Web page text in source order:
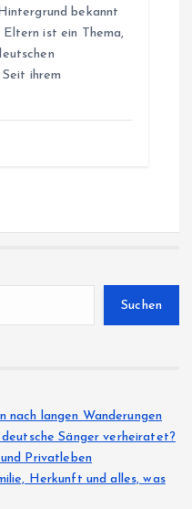
bekannt
ist ein Thema,
ihrem
Suchen
nach langen Wanderungen
Sänger verheiratet?
Privatleben
Herkunft und alles, was